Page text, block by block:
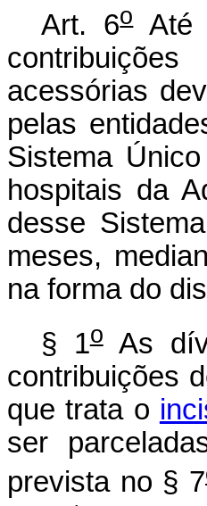
Art. 6oAté
acessórias
pelas
Sistema
hospitais da
desse
meses,
na forma do
§ 1oAs
contribuições
que trata o
ser
prevista no § 7